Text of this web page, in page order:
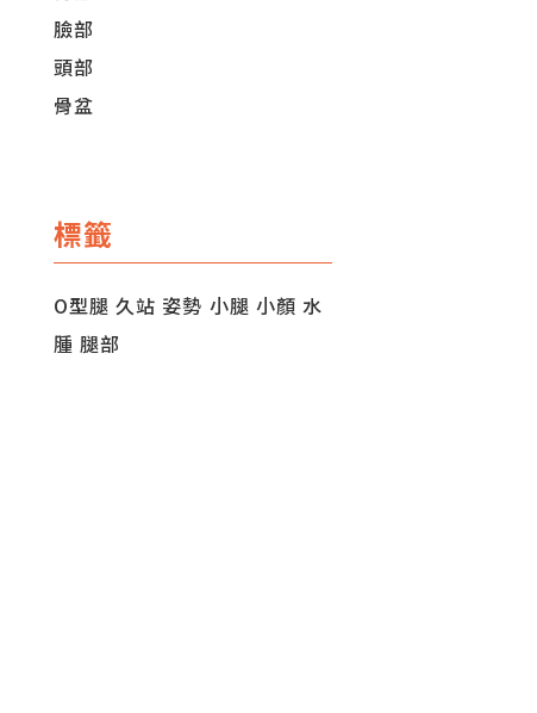
臉部
頭部
骨盆
標籤
O型腿 久站 姿勢 小腿 小顏 水
腫 腿部